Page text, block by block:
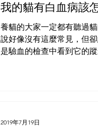
我的貓有白血病該
養貓的大家一定都有聽過
說好像沒有這麼常見，但
是驗血的檢查中看到它的
2019年7月19日